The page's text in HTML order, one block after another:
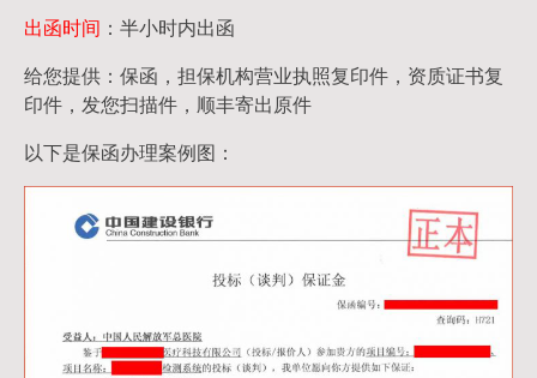
出函时间 ：半小时内出函
给您提供：保函，担保机构营业执照复印件，资质证书复
印件，发您扫描件，顺丰寄出原件
以下是保函办理案例图：